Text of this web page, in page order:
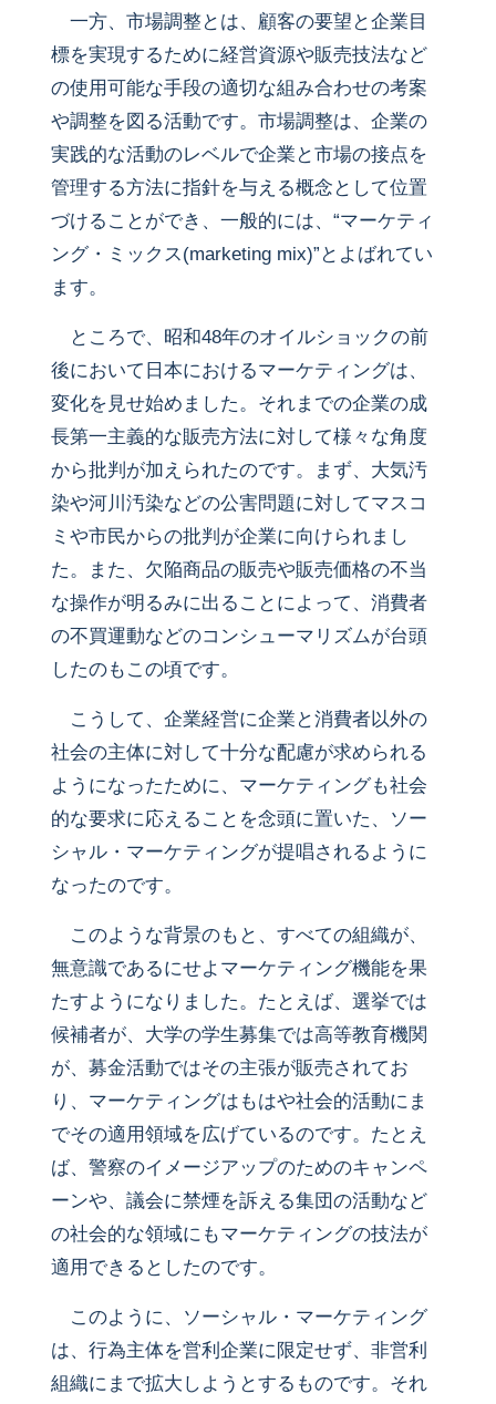
一方、市場調整とは、顧客の要望と企業目
標を実現するために経営資源や販売技法など
の使用可能な手段の適切な組み合わせの考案
や調整を図る活動です。市場調整は、企業の
実践的な活動のレベルで企業と市場の接点を
管理する方法に指針を与える概念として位置
づけることができ、一般的には、“マーケティ
ング・ミックス(marketing mix)”とよばれてい
ます。
ところで、昭和48年のオイルショックの前
後において日本におけるマーケティングは、
変化を見せ始めました。それまでの企業の成
長第一主義的な販売方法に対して様々な角度
から批判が加えられたのです。まず、大気汚
染や河川汚染などの公害問題に対してマスコ
ミや市民からの批判が企業に向けられまし
た。また、欠陥商品の販売や販売価格の不当
な操作が明るみに出ることによって、消費者
の不買運動などのコンシューマリズムが台頭
したのもこの頃です。
こうして、企業経営に企業と消費者以外の
社会の主体に対して十分な配慮が求められる
ようになったために、マーケティングも社会
的な要求に応えることを念頭に置いた、ソー
シャル・マーケティングが提唱されるように
なったのです。
このような背景のもと、すべての組織が、
無意識であるにせよマーケティング機能を果
たすようになりました。たとえば、選挙では
候補者が、大学の学生募集では高等教育機関
が、募金活動ではその主張が販売されてお
り、マーケティングはもはや社会的活動にま
でその適用領域を広げているのです。たとえ
ば、警察のイメージアップのためのキャンペ
ーンや、議会に禁煙を訴える集団の活動など
の社会的な領域にもマーケティングの技法が
適用できるとしたのです。
このように、ソーシャル・マーケティング
は、行為主体を営利企業に限定せず、非営利
組織にまで拡大しようとするものです。それ